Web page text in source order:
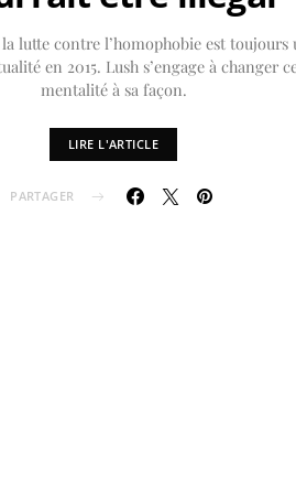
lutte contre l’homophobie est toujours
en 2015. Lush s’engage à changer
mentalité à sa façon.
LIRE L'ARTICLE
PARTAGER